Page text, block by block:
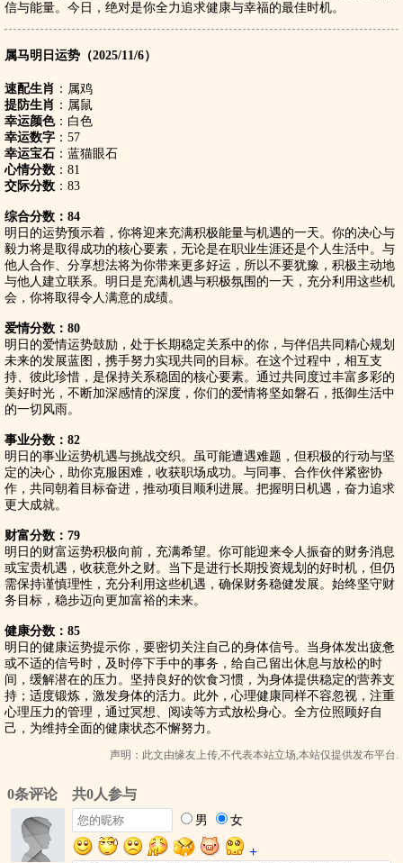
信与能量。今日，绝对是你全力追求健康与幸福的最佳时机。
属马明日运势（2025/11/6）
速配生肖 ：属鸡
提防生肖 ：属鼠
幸运颜色：白色
幸运数字 ：57
幸运宝石 ：蓝猫眼石
心情分数 ：81
交际分数 ：83
综合分数：84
明日的运势预示着，你将迎来充满积极能量与机遇的一天。你的决心与
毅力将是取得成功的核心要素，无论是在职业生涯还是个人生活中。与
他人合作、分享想法将为你带来更多好运，所以不要犹豫，积极主动地
与他人建立联系。明日是充满机遇与积极氛围的一天，充分利用这些机
会，你将取得令人满意的成绩。
爱情分数：80
明日的爱情运势鼓励，处于长期稳定关系中的你，与伴侣共同精心规划
未来的发展蓝图，携手努力实现共同的目标。在这个过程中，相互支
持、彼此珍惜，是保持关系稳固的核心要素。通过共同度过丰富多彩的
美好时光，不断加深感情的深度，你们的爱情将坚如磐石，抵御生活中
的一切风雨。
事业分数：82
明日的事业运势机遇与挑战交织。虽可能遭遇难题，但积极的行动与坚
定的决心，助你克服困难，收获职场成功。与同事、合作伙伴紧密协
作，共同朝着目标奋进，推动项目顺利进展。把握明日机遇，奋力追求
更大成就。
财富分数：79
明日的财富运势积极向前，充满希望。你可能迎来令人振奋的财务消息
或宝贵机遇，收获意外之财。当下是进行长期投资规划的好时机，但仍
需保持谨慎理性，充分利用这些机遇，确保财务稳健发展。始终坚守财
务目标，稳步迈向更加富裕的未来。
健康分数：85
明日的健康运势提示你，要密切关注自己的身体信号。当身体发出疲惫
或不适的信号时，及时停下手中的事务，给自己留出休息与放松的时
间，缓解潜在的压力。坚持良好的饮食习惯，为身体提供稳定的营养支
持；适度锻炼，激发身体的活力。此外，心理健康同样不容忽视，注重
心理压力的管理，通过冥想、阅读等方式放松身心。全方位照顾好自
己，为维持全面的健康状态不懈努力。
声明：此文由缘友 上传,不代表本站立场,本站仅提供发布平台.